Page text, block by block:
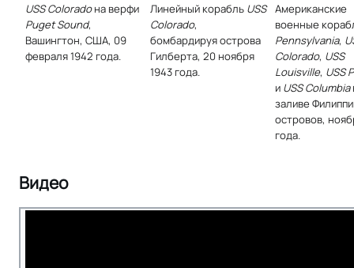
USS Coloradoна верфи
Puget Sound,
Вашингтон, США, 09
февраля 1942 года.
Линейный корабль USS
Colorado,
бомбардируя острова
Гилберта, 20 ноября
1943 года.
Американские
военные
Pennsylvania,
Colorado, USS
Louisville, USS
и USS Columbia
заливе
островов,
года.
Видео